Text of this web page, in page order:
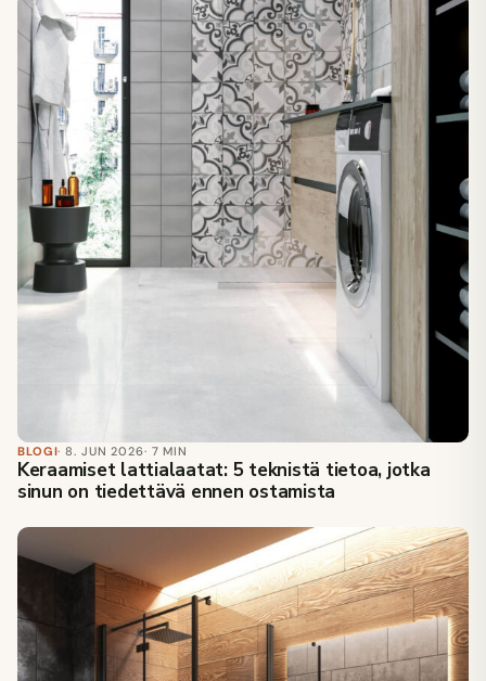
BLOGI· 8. JUN 2026· 7 MIN
Keraamiset lattialaatat: 5 teknistä tietoa, jotka
sinun on tiedettävä ennen ostamista